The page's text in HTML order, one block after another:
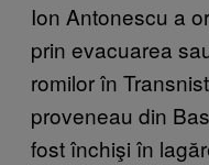
Ion Antonescu a
prin evacuarea
romilor în
proveneau din
fost închişi în